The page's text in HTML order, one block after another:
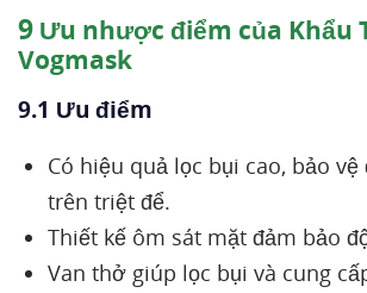
9 Ưu nhược điểm của Khẩu
Vogmask
9.1 Ưu điểm
Có hiệu quả lọc bụi cao, bảo
trên triệt để.
Thiết kế ôm sát mặt đảm bảo
Van thở giúp lọc bụi và cung